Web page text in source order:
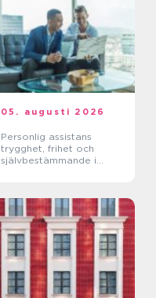
05. augusti 2026
Personlig assistans
trygghet, frihet och
självbestämmande i